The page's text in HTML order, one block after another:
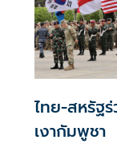
ไทย-สหรัฐ
เงากัมพูชา